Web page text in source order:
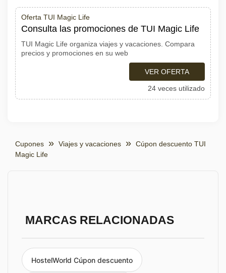
Oferta TUI Magic Life
Consulta las promociones de TUI Magic Life
TUI Magic Life organiza viajes y vacaciones. Compara
precios y promociones en su web
VER OFERTA
24 veces utilizado
Cupones Viajes y vacaciones
Cúpon descuento TUI
Magic Life
MARCAS RELACIONADAS
HostelWorld Cúpon descuento